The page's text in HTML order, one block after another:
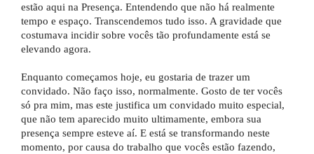
estão aqui na Presença. Entendendo que não há realmente
tempo e espaço. Transcendemos tudo isso. A gravidade que
costumava incidir sobre vocês tão profundamente está se
elevando agora.
Enquanto começamos hoje, eu gostaria de trazer um
convidado. Não faço isso, normalmente. Gosto de ter vocês
só pra mim, mas este justifica um convidado muito especial,
que não tem aparecido muito ultimamente, embora sua
presença sempre esteve aí. E está se transformando neste
momento, por causa do trabalho que vocês estão fazendo,